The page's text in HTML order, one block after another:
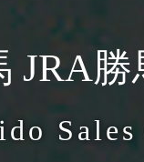
JRA勝
Sales